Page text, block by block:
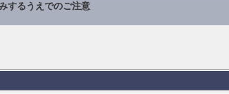
するうえでのご注意